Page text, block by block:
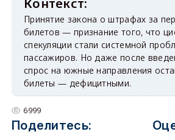
Принятие закона о штрафах за
билетов — признание того, что
спекуляции стали системной
пассажиров. Но даже после
спрос на южные направления
билеты — дефицитными.
6999
Поделитесь: